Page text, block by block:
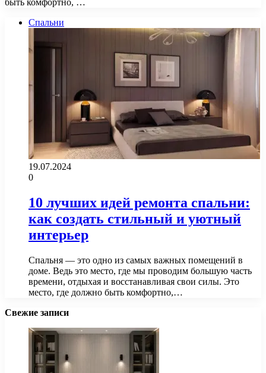
Спальни
19.07.2024
0
10 лучших идей ремонта спальни:
как создать стильный и уютный
интерьер
Спальня — это одно из самых важных помещений в
доме. Ведь это место, где мы проводим большую часть
времени, отдыхая и восстанавливая свои силы. Это
место, где должно быть комфортно,…
Свежие записи